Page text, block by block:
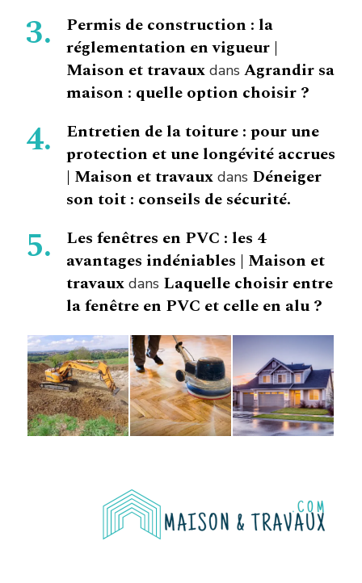
Permis de construction : la
réglementation en vigueur |
Maison et travaux dans Agrandir sa
maison : quelle option choisir ?
Entretien de la toiture : pour une
protection et une longévité accrues
| Maison et travaux dans Déneiger
son toit : conseils de sécurité.
Les fenêtres en PVC : les 4
avantages indéniables | Maison et
travaux dans Laquelle choisir entre
la fenêtre en PVC et celle en alu ?